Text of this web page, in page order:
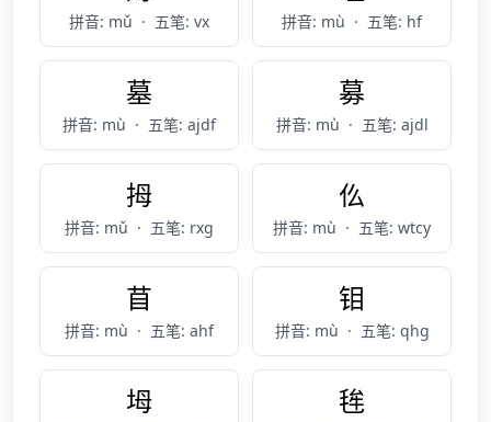
拼音: mǔ · 五笔: vx 拼音: mù · 五笔: hf
墓
拼音: mù · 五笔: ajdf
募
拼音: mù · 五笔: ajdl
拇
拼音: mǔ · 五笔: rxg
仫
拼音: mù · 五笔: wtcy
苜
拼音: mù · 五笔: ahf
钼
拼音: mù · 五笔: qhg
坶 毪